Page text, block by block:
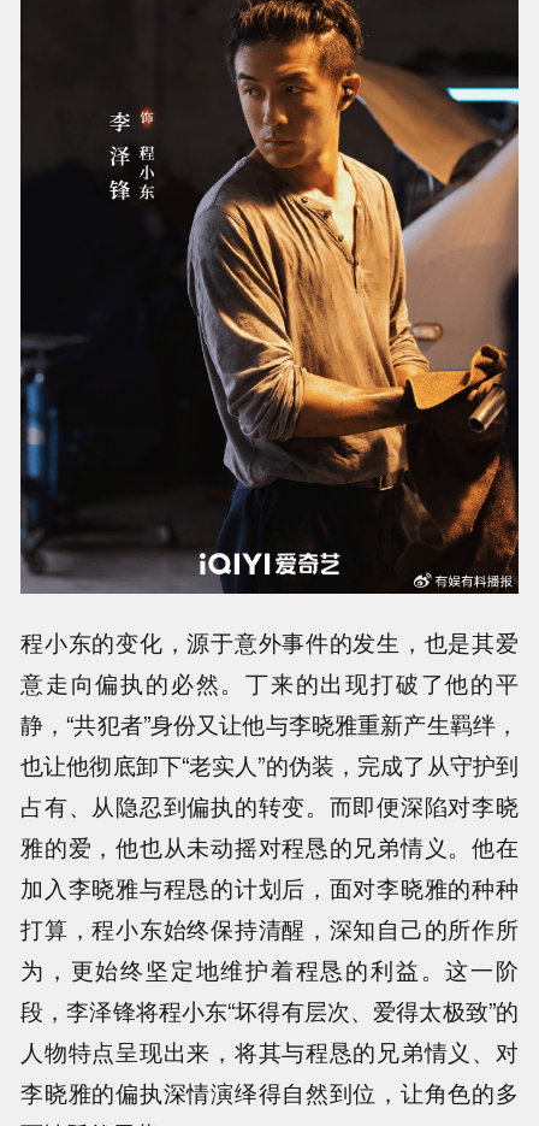
程小东的变化，源于意外事件的发生，也是其爱
意走向偏执的必然。丁来的出现打破了他的平
静，“共犯者”身份又让他与李晓雅重新产生羁绊，
也让他彻底卸下“老实人”的伪装，完成了从守护到
占有、从隐忍到偏执的转变。而即便深陷对李晓
雅的爱，他也从未动摇对程恳的兄弟情义。他在
加入李晓雅与程恳的计划后，面对李晓雅的种种
打算，程小东始终保持清醒，深知自己的所作所
为，更始终坚定地维护着程恳的利益。这一阶
段，李泽锋将程小东“坏得有层次、爱得太极致”的
人物特点呈现出来，将其与程恳的兄弟情义、对
李晓雅的偏执深情演绎得自然到位，让角色的多